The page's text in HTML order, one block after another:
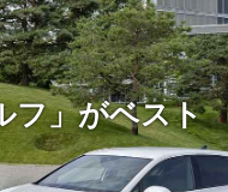
フ」がベスト